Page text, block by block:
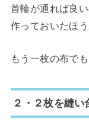
首輪が通れば良
作っておいたほう
もう一枚の布で
２・２枚を縫い